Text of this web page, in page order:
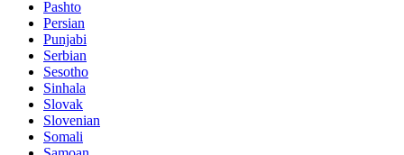
Pashto
Persian
Punjabi
Serbian
Sesotho
Sinhala
Slovak
Slovenian
Somali